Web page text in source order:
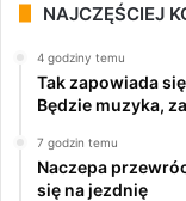
NAJCZĘŚCIEJ
4 godziny temu
Tak zapowiada
Będzie muzyka,
7 godzin temu
Naczepa
się na jezdnię